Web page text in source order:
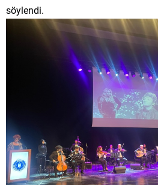
söylendi.